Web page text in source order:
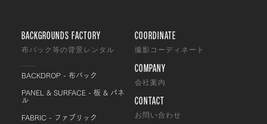
BACKGROUNDS FACTORY
布バック等の背景レンタル
BACKDROP - 布バック
PANEL & SURFACE - 板 & パネ
ル
FABRIC - ファブリック
COORDINATE
撮影コーディネート
COMPANY
会社案内
CONTACT
お問い合わせ